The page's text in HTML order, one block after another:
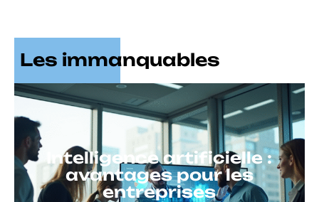
Les immanquables
Intelligence artificielle :
avantages pour les
entreprises